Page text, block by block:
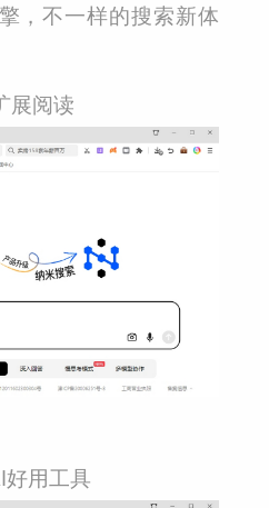
，不一样的搜索新体
展阅读
用工具